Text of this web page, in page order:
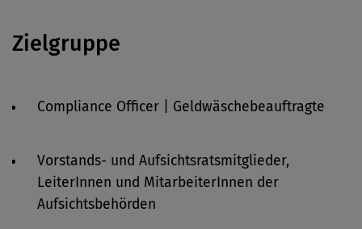
Zielgruppe
Compliance Officer | Geldwäschebeauftragte
Vorstands- und Aufsichtsratsmitglieder,
LeiterInnen und MitarbeiterInnen der
Aufsichtsbehörden